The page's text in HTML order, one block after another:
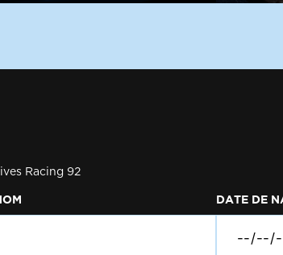
Racing 92
DATE DE